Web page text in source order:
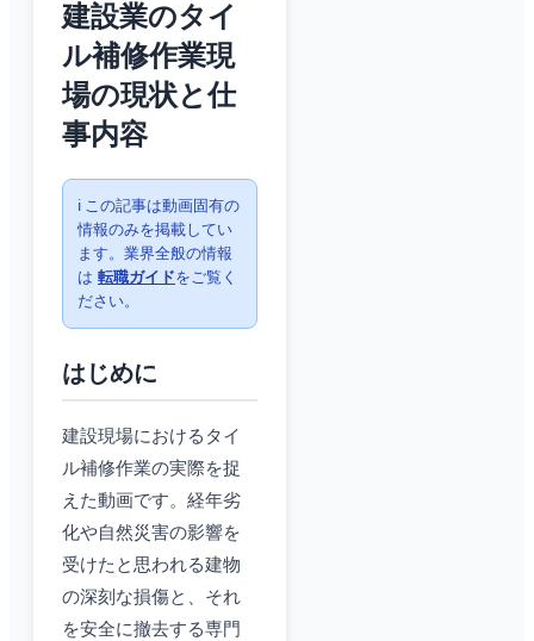
建設業のタイ
ル補修作業現
場の現状と仕
事内容
ℹ️ この記事は動画固有の
情報のみを掲載してい
ます。業界全般の情報
は 転職ガイドをご覧く
ださい。
はじめに
建設現場におけるタイ
ル補修作業の実際を捉
えた動画です。経年劣
化や自然災害の影響を
受けたと思われる建物
の深刻な損傷と、それ
を安全に撤去する専門